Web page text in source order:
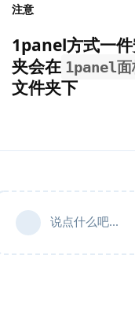
注意
1panel方式一
夹会在 1panel
文件夹下
说点什么吧...